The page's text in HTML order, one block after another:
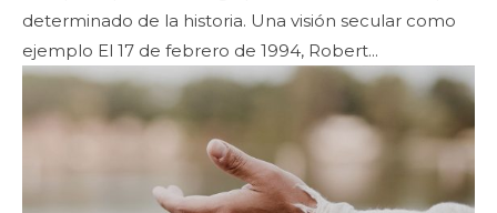
determinado de la historia. Una visión secular como
ejemplo El 17 de febrero de 1994, Robert...